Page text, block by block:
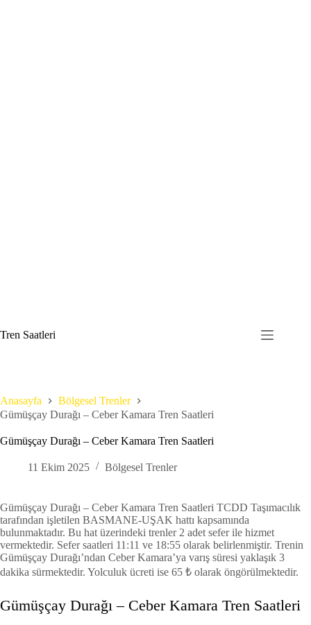
to
content
Tren Saatleri
Anasayfa
Bölgesel Trenler
Gümüşçay Durağı – Ceber Kamara Tren Saatleri
Gümüşçay Durağı – Ceber Kamara Tren Saatleri
11 Ekim 2025 Bölgesel Trenler
Gümüşçay Durağı – Ceber Kamara Tren Saatleri TCDD Taşımacılık
tarafından işletilen BASMANE-UŞAK hattı kapsamında
bulunmaktadır. Bu hat üzerindeki trenler 2 adet sefer ile hizmet
vermektedir. Sefer saatleri 11:11 ve 18:55 olarak belirlenmiştir. Trenin
Gümüşçay Durağı’ndan Ceber Kamara’ya varış süresi yaklaşık 3
dakika sürmektedir. Yolculuk ücreti ise 65 ₺ olarak öngörülmektedir.
Gümüşçay Durağı – Ceber Kamara Tren Saatleri